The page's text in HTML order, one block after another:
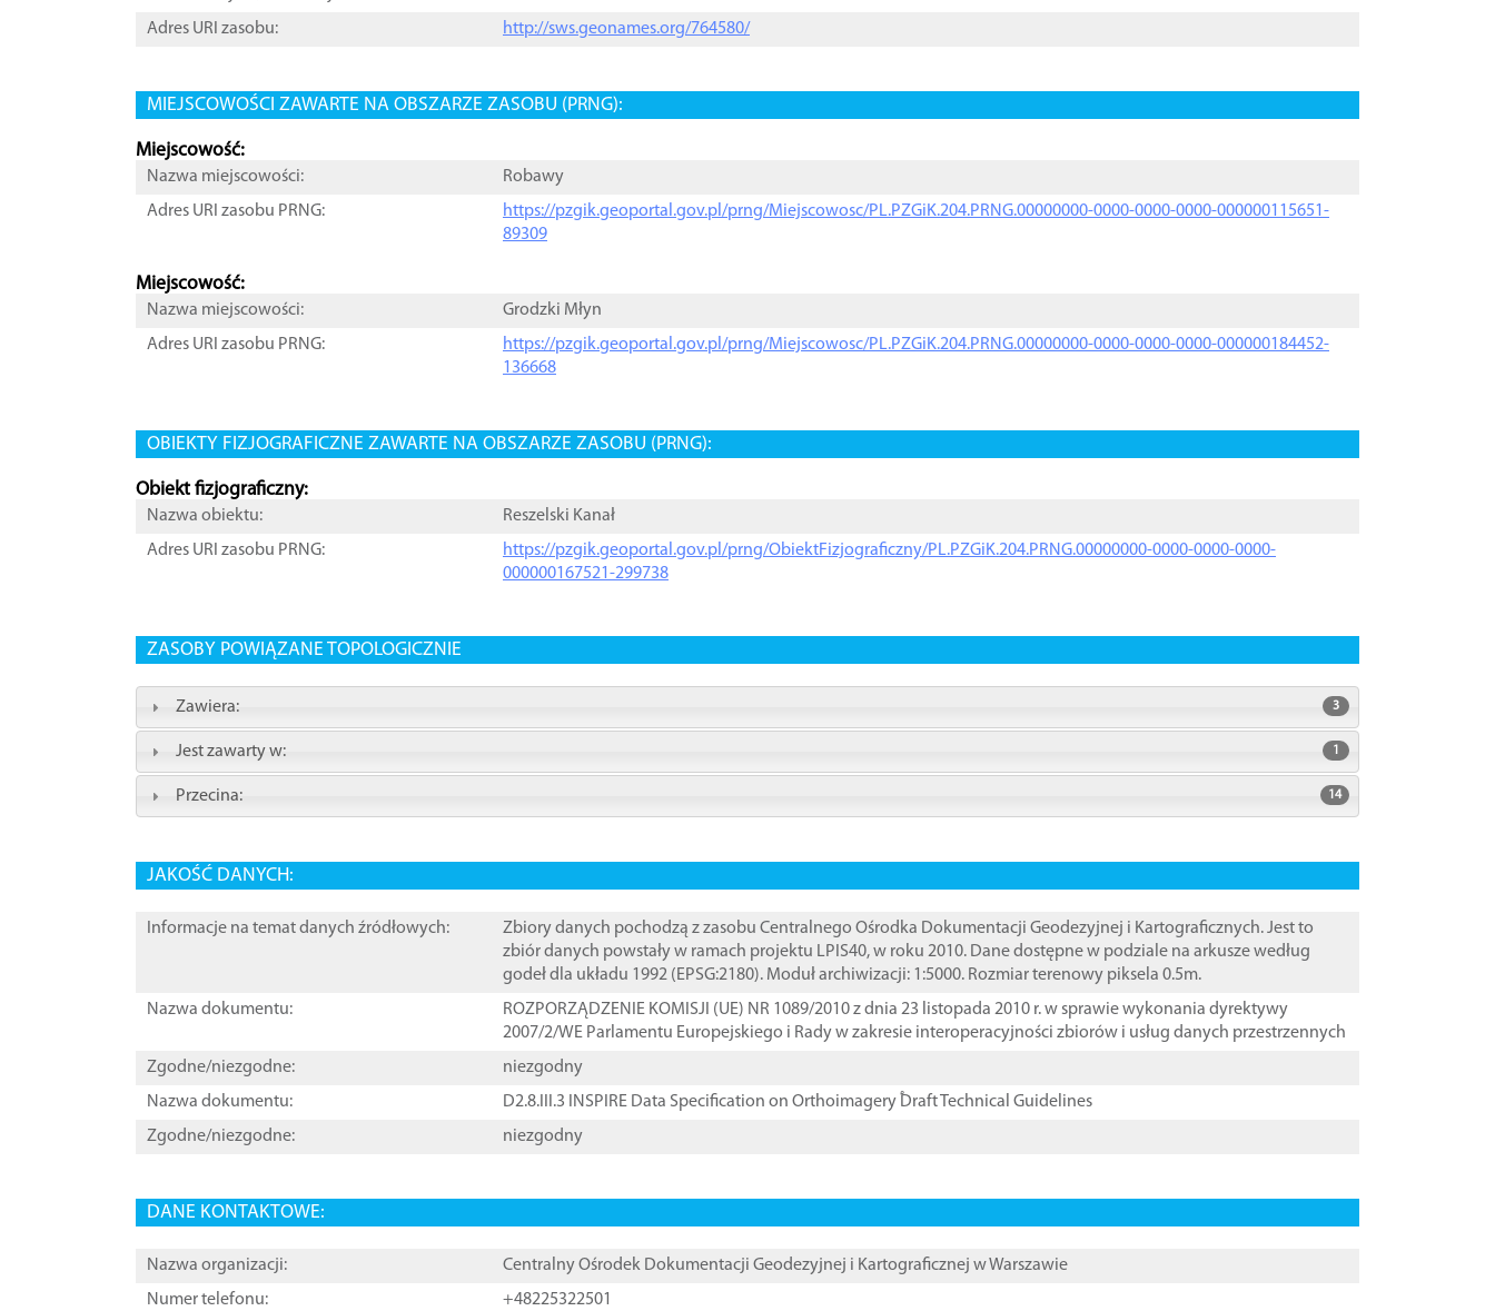
Adres URI zasobu:
http://sws.geonames.org/764580/
MIEJSCOWOŚCI ZAWARTE NA OBSZARZE ZASOBU (PRNG):
Miejscowość:
Nazwa miejscowości:
Robawy
Adres URI zasobu PRNG:
https://pzgik.geoportal.gov.pl/prng/Miejscowosc/PL.PZGiK.204.PRNG.00000000-0000-0000-0000-000000115651-
89309
Miejscowość:
Nazwa miejscowości:
Grodzki Młyn
Adres URI zasobu PRNG:
https://pzgik.geoportal.gov.pl/prng/Miejscowosc/PL.PZGiK.204.PRNG.00000000-0000-0000-0000-000000184452-
136668
OBIEKTY FIZJOGRAFICZNE ZAWARTE NA OBSZARZE ZASOBU (PRNG):
Obiekt fizjograficzny:
Nazwa obiektu:
Reszelski Kanał
Adres URI zasobu PRNG:
https://pzgik.geoportal.gov.pl/prng/ObiektFizjograficzny/PL.PZGiK.204.PRNG.00000000-0000-0000-0000-
000000167521-299738
ZASOBY POWIĄZANE TOPOLOGICZNIE
Zawiera: 3
Jest zawarty w: 1
Przecina: 14
JAKOŚĆ DANYCH:
Informacje na temat danych źródłowych:
Zbiory danych pochodzą z zasobu Centralnego Ośrodka Dokumentacji Geodezyjnej i Kartograficznych. Jest to
zbiór danych powstały w ramach projektu LPIS40, w roku 2010. Dane dostępne w podziale na arkusze według
godeł dla układu 1992 (EPSG:2180). Moduł archiwizacji: 1:5000. Rozmiar terenowy piksela 0.5m.
Nazwa dokumentu:
ROZPORZĄDZENIE KOMISJI (UE) NR 1089/2010 z dnia 23 listopada 2010 r. w sprawie wykonania dyrektywy
2007/2/WE Parlamentu Europejskiego i Rady w zakresie interoperacyjności zbiorów i usług danych przestrzennych
Zgodne/niezgodne:
niezgodny
Nazwa dokumentu:
D2.8.III.3 INSPIRE Data Specification on Orthoimagery ֠Draft Technical Guidelines
Zgodne/niezgodne:
niezgodny
DANE KONTAKTOWE:
Nazwa organizacji:
Centralny Ośrodek Dokumentacji Geodezyjnej i Kartograficznej w Warszawie
Numer telefonu:
+48225322501